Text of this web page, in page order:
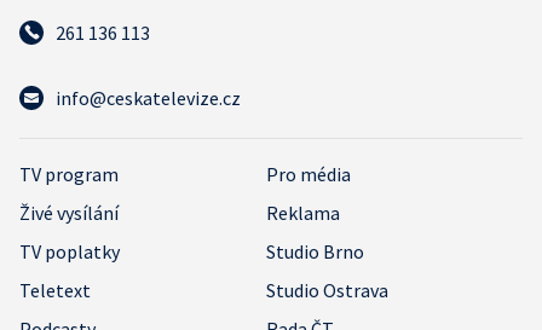
261 136 113
info@ceskatelevize.cz
TV program
Pro média
Živé vysílání
Reklama
TV poplatky
Studio Brno
Teletext
Studio Ostrava